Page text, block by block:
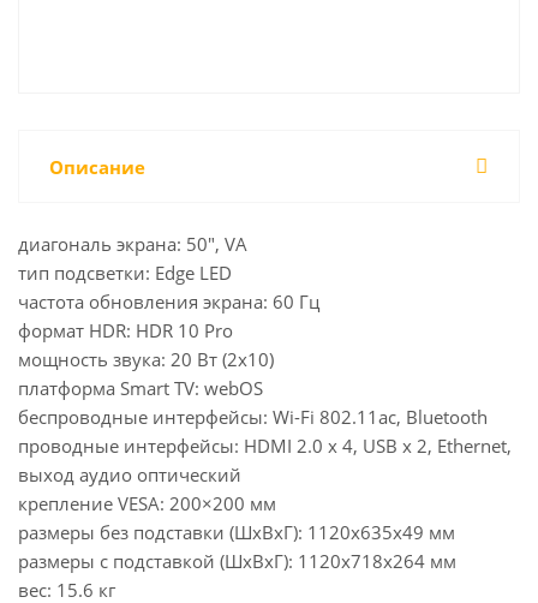
Описание
диагональ экрана: 50", VA
тип подсветки: Edge LED
частота обновления экрана: 60 Гц
формат HDR: HDR 10 Pro
мощность звука: 20 Вт (2x10)
платформа Smart TV: webOS
беспроводные интерфейсы: Wi-Fi 802.11ac, Bluetooth
проводные интерфейсы: HDMI 2.0 x 4, USB x 2, Ethernet,
выход аудио оптический
крепление VESA: 200×200 мм
размеры без подставки (ШxВxГ): 1120x635x49 мм
размеры с подставкой (ШxВxГ): 1120x718x264 мм
вес: 15.6 кг